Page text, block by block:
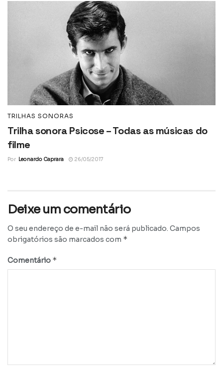
TRILHAS SONORAS
Trilha sonora Psicose – Todas as músicas do
filme
Por Leonardo Caprara 26/05/2017
Deixe um comentário
O seu endereço de e-mail não será publicado. Campos
obrigatórios são marcados com *
Comentário *